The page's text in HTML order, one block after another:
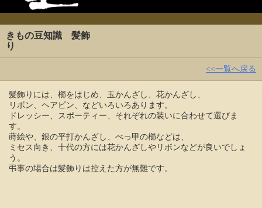
きもの豆知識 髪飾
り
<<一覧へ戻る
髪飾りには、櫛をはじめ、玉かんざし、花かんざし、
リボン、ヘアピン、などいろいろあります。
ドレッシー、スポーティー、それぞれの装いに合わせて選びま
す。
蒔絵や、銀の平打かんざし、べっ甲の櫛などは、
ミセス向き、十代の方には花かんざしやリボンなどが良いでしょ
う。
弔事の場合は髪飾りは控えた方が無難です。